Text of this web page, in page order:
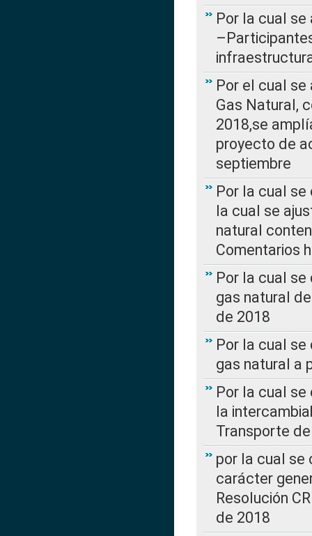
Por la cual se
Por el cual
Gas Natural,
2018,se
proyecto de
septiembre
Por la cual se
la cual se
natural
Comentarios
Por la cual
gas natural
de 2018
Por la cual
gas natural a
Por la cual
la
Transporte
por la cual se
carácter
Resolución
de 2018